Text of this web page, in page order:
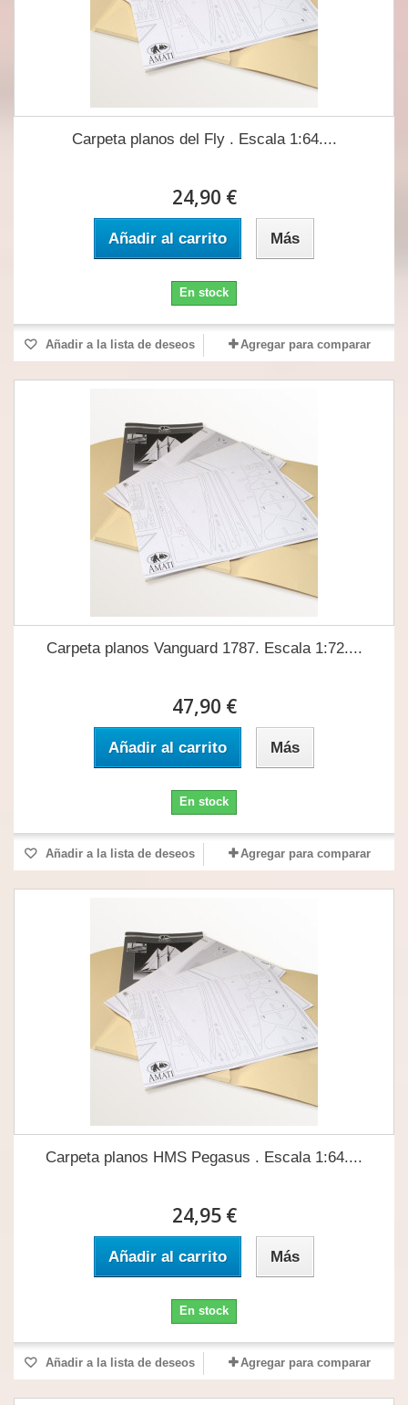
Carpeta planos del Fly . Escala 1:64....
24,90 €
Añadir al carrito Más
En stock
Añadir a la lista de deseos Agregar para comparar
Carpeta planos Vanguard 1787. Escala 1:72....
47,90 €
Añadir al carrito Más
En stock
Añadir a la lista de deseos Agregar para comparar
Carpeta planos HMS Pegasus . Escala 1:64....
24,95 €
Añadir al carrito Más
En stock
Añadir a la lista de deseos Agregar para comparar